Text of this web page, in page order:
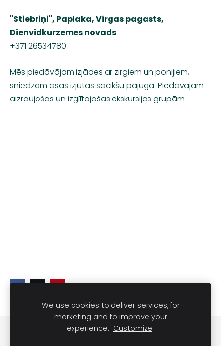
"Stiebriņi", Paplaka, Virgas pagasts,
Dienvidkurzemes novads
+371 26534780
Mēs piedāvājam izjādes ar zirgiem un ponijiem,
sniedzam asas izjūtas sacīkšu pajūgā. Piedāvājam
aizraujošas un izglītojošas ekskursijas grupām.
Slapukai
We use cookies to deliver services, for
marketing and to improve your
experience. Customize